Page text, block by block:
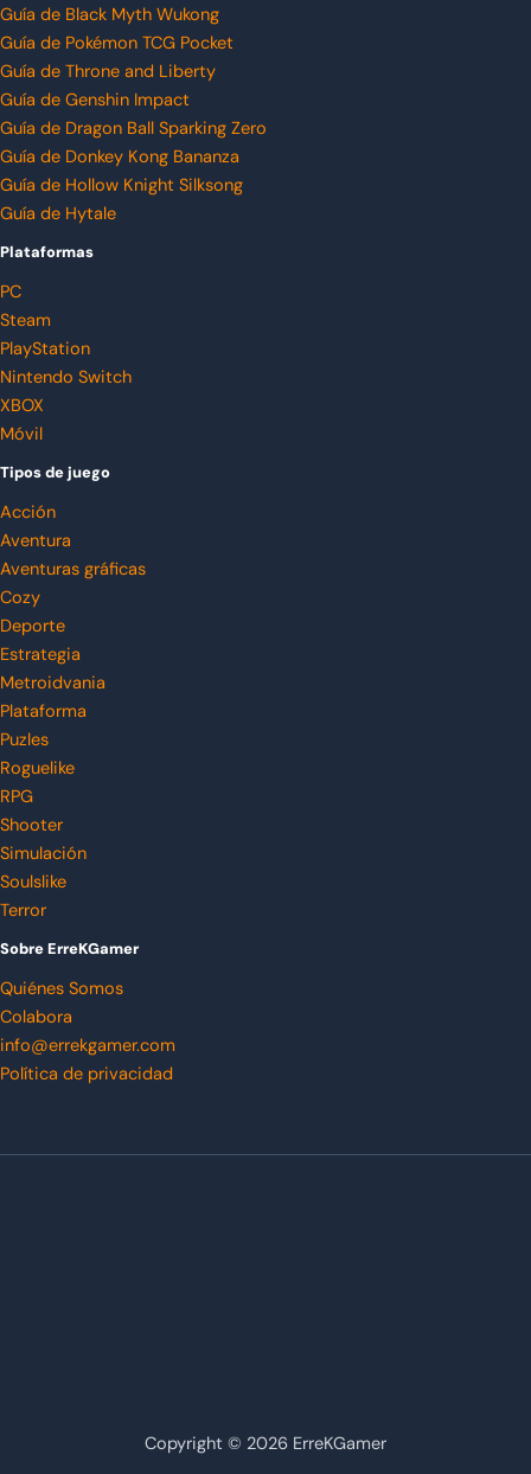
Guía de Black Myth Wukong
Guía de Pokémon TCG Pocket
Guía de Throne and Liberty
Guía de Genshin Impact
Guía de Dragon Ball Sparking Zero
Guía de Donkey Kong Bananza
Guía de Hollow Knight Silksong
Guía de Hytale
Plataformas
PC
Steam
PlayStation
Nintendo Switch
XBOX
Móvil
Tipos de juego
Acción
Aventura
Aventuras gráficas
Cozy
Deporte
Estrategia
Metroidvania
Plataforma
Puzles
Roguelike
RPG
Shooter
Simulación
Soulslike
Terror
Sobre ErreKGamer
Quiénes Somos
Colabora
info@errekgamer.com
Política de privacidad
Copyright © 2026 ErreKGamer